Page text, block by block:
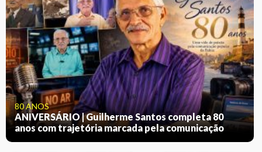
80 ANOS
ANIVERSÁRIO | Guilherme Santos completa 80
anos com trajetória marcada pela comunicação